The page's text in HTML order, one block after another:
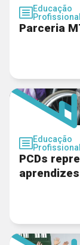
Educação
Profissional
Parceria
Educação
Profissional
PCDs
aprendizes